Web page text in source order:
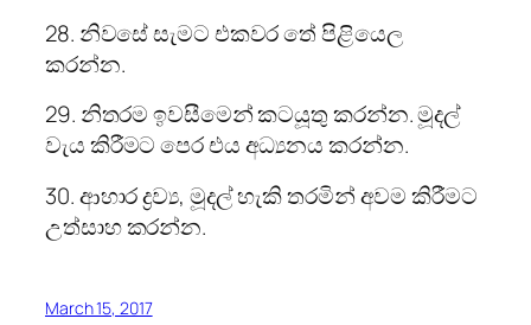
28. නිවසේ සැමට එකවර තේ පිළියෙල
කරන්න.
29. නිතරම ඉවසීමෙන් කටයූතු කරන්න. මූදල්
වැය කිරීමට පෙර එය අධ්‍යනය කරන්න.
30. ආහාර ද්‍රව්‍ය, මූදල් හැකි තරමින් අවම කිරීමට
උත්සාහ කරන්න.
March 15, 2017